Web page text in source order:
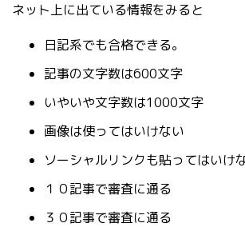
ネット上に出ている情報をみると
日記系でも合格できる。
記事の文字数は600文字
いやいや文字数は1000文字
画像は使ってはいけない
ソーシャルリンクも貼ってはいけ
１０記事で審査に通る
３０記事で審査に通る